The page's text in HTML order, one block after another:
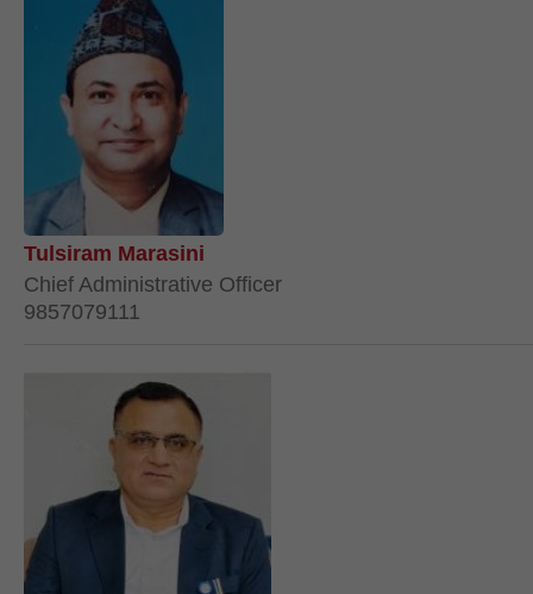
Tulsiram Marasini
Chief Administrative Officer
9857079111